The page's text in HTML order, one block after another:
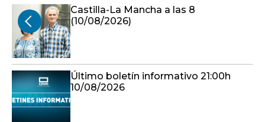
Castilla-La Mancha a las 8
(10/08/2026)
Último boletín informativo 21:00h
10/08/2026